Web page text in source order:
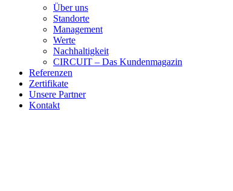
Über uns
Standorte
Management
Werte
Nachhaltigkeit
CIRCUIT – Das Kundenmagazin
Referenzen
Zertifikate
Unsere Partner
Kontakt